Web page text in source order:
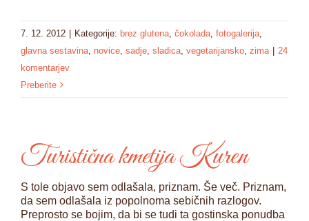
7. 12. 2012 Kategorije: brez glutena čokolada fotogalerija
glavna sestavina novice sadje sladica vegetarijansko zima
24
komentarjev
Preberite
Turistična kmetija Kuren
S tole objavo sem odlašala, priznam. Še več. Priznam,
da sem odlašala iz popolnoma sebičnih razlogov.
Preprosto se bojim, da bi se tudi ta gostinska ponudba